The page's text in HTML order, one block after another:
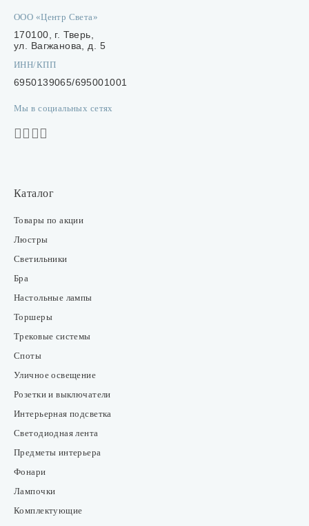
ООО «Центр Света»
170100, г. Тверь,
ул. Вагжанова, д. 5
ИНН/КПП
6950139065/695001001
Мы в социальных сетях
Каталог
Товары по акции
Люстры
Светильники
Бра
Настольные лампы
Торшеры
Трековые системы
Споты
Уличное освещение
Розетки и выключатели
Интерьерная подсветка
Светодиодная лента
Предметы интерьера
Фонари
Лампочки
Комплектующие